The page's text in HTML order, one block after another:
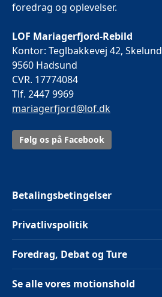
foredrag og oplevelser.
LOF Mariagerfjord-Rebild
Kontor: Teglbakkevej 42, Skelund
9560 Hadsund
CVR. 17774084
Tlf. 2447 9969
mariagerfjord@lof.dk
Følg os på Facebook
Betalingsbetingelser
Privatlivspolitik
Foredrag, Debat og Ture
Se alle vores motionshold